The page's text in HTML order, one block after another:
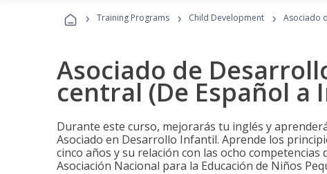
› Training Programs › Child Development › Asociado
Asociado de
central (De Español a
Durante este curso, mejorarás tu inglés y
Asociado en Desarrollo Infantil. Aprende los
cinco años y su relación con las ocho
Asociación Nacional para la Educación de Niños